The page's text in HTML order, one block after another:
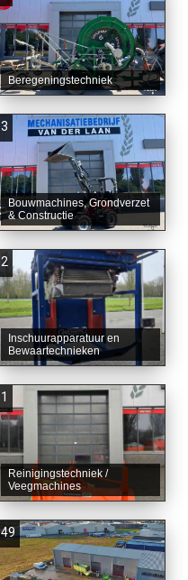
Beregeningstechniek
3
Bouwmachines, Grondverzet
& Constructie
2
Inschuurapparatuur en
Bewaartechnieken
1
Reinigingstechniek /
Veegmachines
49